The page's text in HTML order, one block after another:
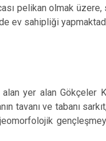
pelikan olmak
ev sahipliği
alan yer alan Gökçeler
tavanı ve tabanı